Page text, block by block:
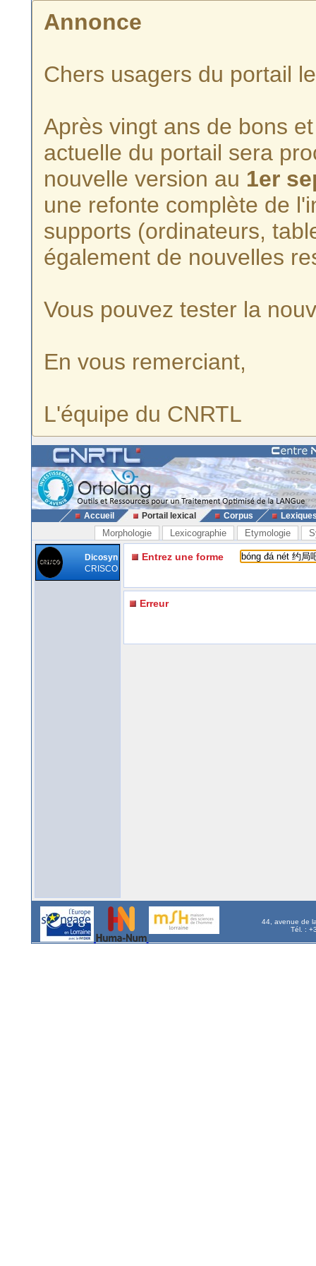
Annonce
Chers usagers du portail
Après vingt ans de bons
actuelle du portail sera
nouvelle version au 1er
une refonte complète de
supports (ordinateurs,
également de nouvelles
Vous pouvez tester la
En vous remerciant,
L'équipe du CNRTL
Accueil Portail lexical Corpus
Morphologie Lexicographie Etymologie
Dicosyn
CRISCO
Entrez une forme
Erreur
44, avenue de
Tél. :